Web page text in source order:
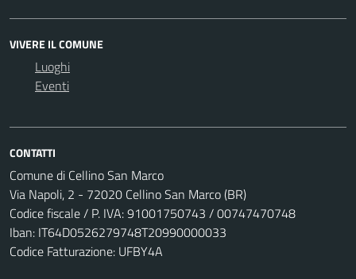
VIVERE IL COMUNE
Luoghi
Eventi
CONTATTI
Comune di Cellino San Marco
Via Napoli, 2 - 72020 Cellino San Marco (BR)
Codice fiscale / P. IVA: 91001750743 / 00747470748
Iban: IT64D0526279748T20990000033
Codice Fatturazione: UFBY4A